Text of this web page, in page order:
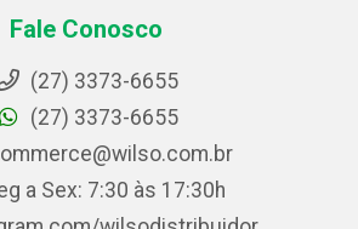
Fale Conosco
(27) 3373-6655
(27) 3373-6655
a Sex: 7:30 às 17:30h